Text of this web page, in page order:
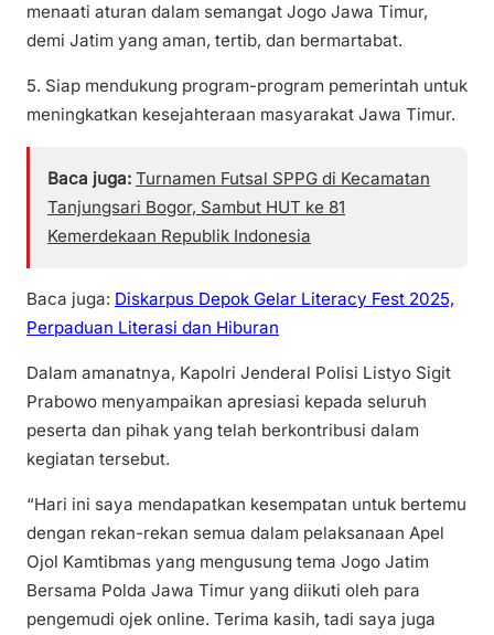
menaati aturan dalam semangat Jogo Jawa Timur,
demi Jatim yang aman, tertib, dan bermartabat.
5. Siap mendukung program-program pemerintah untuk
meningkatkan kesejahteraan masyarakat Jawa Timur.
Baca juga: Turnamen Futsal SPPG di Kecamatan
Tanjungsari Bogor, Sambut HUT ke 81
Kemerdekaan Republik Indonesia
Baca juga: Diskarpus Depok Gelar Literacy Fest 2025,
Perpaduan Literasi dan Hiburan
Dalam amanatnya, Kapolri Jenderal Polisi Listyo Sigit
Prabowo menyampaikan apresiasi kepada seluruh
peserta dan pihak yang telah berkontribusi dalam
kegiatan tersebut.
“Hari ini saya mendapatkan kesempatan untuk bertemu
dengan rekan-rekan semua dalam pelaksanaan Apel
Ojol Kamtibmas yang mengusung tema Jogo Jatim
Bersama Polda Jawa Timur yang diikuti oleh para
pengemudi ojek online. Terima kasih, tadi saya juga